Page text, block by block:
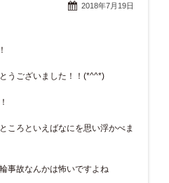
2018年7月19日
うございました！！(*^^*)
ころといえばなにを思い浮かべま
事故なんかは怖いですよね